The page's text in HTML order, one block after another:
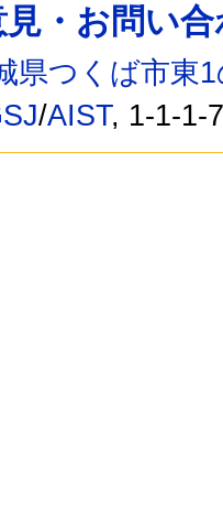
見・お問い
県つくば市東
/AIST, 1-1-1-